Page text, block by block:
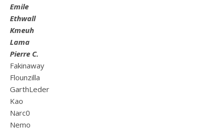
Emile
Ethwall
Kmeuh
Lama
Pierre C.
Fakinaway
Flounzilla
GarthLeder
Kao
Narc0
Nemo